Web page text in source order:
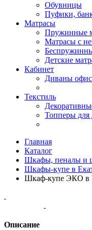
Обувницы
Пуфики,
Матрасы
Пружинные
Матрасы с
Детские
Кабинет
Диваны
Текстиль
Топперы для
Главная
Каталог
Шкафы, пеналы и
Шкафы-купе в
Шкаф-купе ЭКО в
Описание